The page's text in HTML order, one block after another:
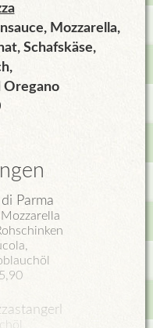
Mozzarella,
Schafskäse,
Oregano
Parma